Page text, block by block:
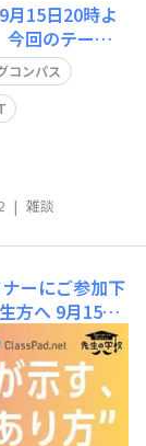
からの“先生
み解く未来の
本質を、見つ
コンパス
| 雑談
ーにご参加下
方へ 9月15日
す。今回のテ
これから
スから読み解
う営みの本質